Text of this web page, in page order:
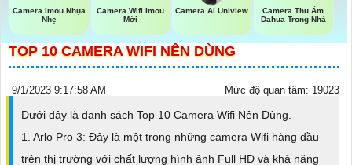
Camera Imou Nhụa
Nhẹ
Camera Wifi Imou
Mới
Camera Ai Uniview
Camera Thu Âm
Dahua Trong Nhà
TOP 10 CAMERA WIFI NÊN DÙNG
9/1/2023 9:17:58 AM Mức độ quan tâm: 19023
Dưới đây là danh sách Top 10 Camera Wifi Nên Dùng.
1. Arlo Pro 3: Đây là một trong những camera Wifi hàng đầu
trên thị trường với chất lượng hình ảnh Full HD và khả năng